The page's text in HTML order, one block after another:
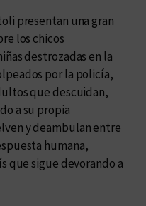
presentan una gran
los chicos
destrozadas en la
por la policía,
que descuidan,
a su propia
y deambulan entre
humana,
que sigue devorando a